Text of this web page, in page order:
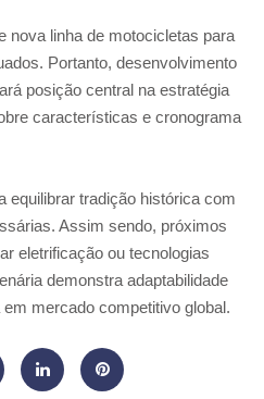
nova linha de motocicletas para
Portanto, desenvolvimento
posição central na estratégia
características e cronograma
equilibrar tradição histórica com
Assim sendo, próximos
eletrificação ou tecnologias
demonstra adaptabilidade
mercado competitivo global.